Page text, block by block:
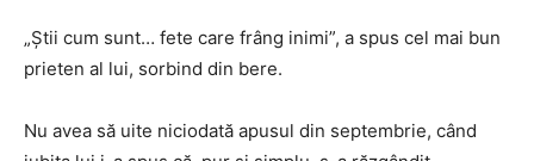
„Știi cum sunt… fete care frâng inimi”, a spus cel mai bun
prieten al lui, sorbind din bere.
Nu avea să uite niciodată apusul din septembrie, când